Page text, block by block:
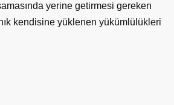
yerine getirmesi gereken
kendisine yüklenen yükümlülükleri